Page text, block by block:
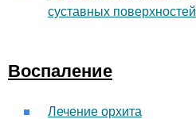
суставных поверхностей
Воспаление
Лечение орхита